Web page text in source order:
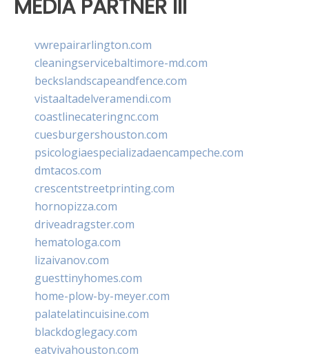
MEDIA PARTNER III
vwrepairarlington.com
cleaningservicebaltimore-md.com
beckslandscapeandfence.com
vistaaltadelveramendi.com
coastlinecateringnc.com
cuesburgershouston.com
psicologiaespecializadaencampeche.com
dmtacos.com
crescentstreetprinting.com
hornopizza.com
driveadragster.com
hematologa.com
lizaivanov.com
guesttinyhomes.com
home-plow-by-meyer.com
palatelatincuisine.com
blackdoglegacy.com
eatvivahouston.com